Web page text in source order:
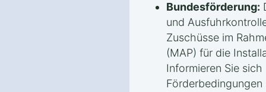
Bundesförderung:
und
Zuschüsse im
(MAP) für die
Informieren Sie